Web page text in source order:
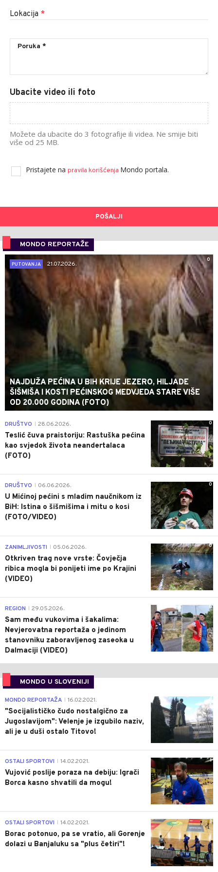
Lokacija *
Ubacite video ili foto
Možete da ubacite do 3 fotografije ili videa. Ne smije biti
više od 25 MB.
Pristajete na pravila korišćenja Mondo portala.
POŠALJI
MONDO REPORTAŽE
0
PUTOVANJA
21.07.2026.
NAJDUŽA PEĆINA U BIH KRIJE JEZERO, HILJADE
ŠIŠMIŠA I KOSTI PEĆINSKOG MEDVJEDA STARE VIŠE
OD 20.000 GODINA (FOTO)
0
DRUŠTVO 28.06.2026.
Teslić čuva praistoriju: Rastuška pećina
kao svjedok života neandertalaca
(FOTO)
0
DRUŠTVO 06.06.2026.
U Mićinoj pećini s mladim naučnikom iz
BiH: Istina o šišmišima i mitu o kosi
(FOTO/VIDEO)
0
ZANIMLJIVOSTI 05.06.2026.
Otkriven trag nove vrste: Čovječja
ribica mogla bi ponijeti ime po Krajini
(VIDEO)
0
REGION 29.05.2026.
Sam među vukovima i šakalima:
Nevjerovatna reportaža o jedinom
stanovniku zaboravljenog zaseoka u
Dalmaciji (VIDEO)
MONDO U SLOVENIJI
4
MONDO REPORTAŽA 16.02.2021.
"Socijalističko čudo nostalgično za
Jugoslavijom": Velenje je izgubilo naziv,
ali je u duši ostalo Titovo!
1
OSTALI SPORTOVI 14.02.2021.
Vujović poslije poraza na debiju: Igrači
Borca kasno shvatili da mogu!
3
OSTALI SPORTOVI 14.02.2021.
Borac potonuo, pa se vratio, ali Gorenje
dolazi u Banjaluku sa "plus četiri"!